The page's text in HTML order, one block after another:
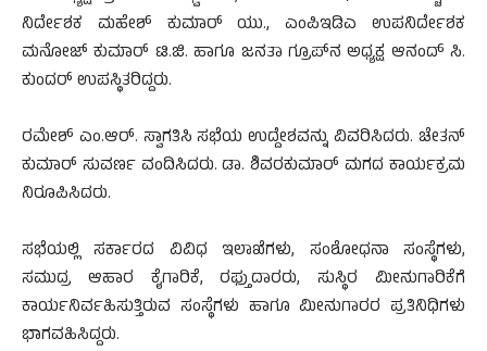
ನಿರ್ದೇಶಕ ಮಹೇಶ್ ಕುಮಾರ್ ಯು., ಎಂಪಿಇಡಿಎ ಉಪನಿರ್ದೇಶಕ
ಮನೋಜ್ ಕುಮಾರ್ ಟಿ.ಜಿ. ಹಾಗೂ ಜನತಾ ಗ್ರೂಪ್‌ನ ಅಧ್ಯಕ್ಷ ಆನಂದ್ ಸಿ.
ಕುಂದರ್ ಉಪಸ್ಥಿತರಿದ್ದರು.
ರಮೇಶ್ ಎಂ.ಆರ್. ಸ್ವಾಗತಿಸಿ ಸಭೆಯ ಉದ್ದೇಶವನ್ನು ವಿವರಿಸಿದರು. ಚೇತನ್
ಕುಮಾರ್ ಸುವರ್ಣ ವಂದಿಸಿದರು. ಡಾ. ಶಿವರಕುಮಾರ್ ಮಗದ ಕಾರ್ಯಕ್ರಮ
ನಿರೂಪಿಸಿದರು.
ಸಭೆಯಲ್ಲಿ ಸರ್ಕಾರದ ವಿವಿಧ ಇಲಾಖೆಗಳು, ಸಂಶೋಧನಾ ಸಂಸ್ಥೆಗಳು,
ಸಮುದ್ರ ಆಹಾರ ಕೈಗಾರಿಕೆ, ರಫ್ತುದಾರರು, ಸುಸ್ಥಿರ ಮೀನುಗಾರಿಕೆಗೆ
ಕಾರ್ಯನಿರ್ವಹಿಸುತ್ತಿರುವ ಸಂಸ್ಥೆಗಳು ಹಾಗೂ ಮೀನುಗಾರರ ಪ್ರತಿನಿಧಿಗಳು
ಭಾಗವಹಿಸಿದ್ದರು.